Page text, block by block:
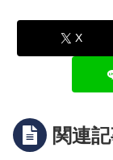
X
関連